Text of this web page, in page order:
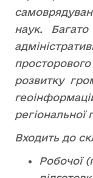
наук.
розвитку
регіональної
Входить до
Робочої